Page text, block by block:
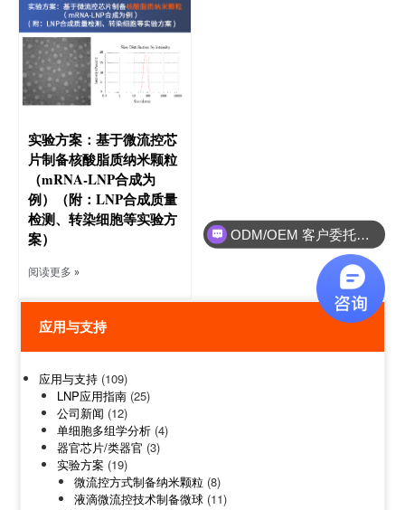
实验方案：基于微流控芯
片制备核酸脂质纳米颗粒
（mRNA-LNP合成为
例）（附：LNP合成质量
检测、转染细胞等实验方
案）
阅读更多 »
应用与支持
应用与支持 (109)
LNP应用指南(25)
公司新闻 (12)
单细胞多组学分析(4)
器官芯片/类器官 (3)
实验方案(19)
微流控方式制备纳米颗粒 (8)
液滴微流控技术制备微球 (11)
ODM/OEM 客户委托设备研发制造